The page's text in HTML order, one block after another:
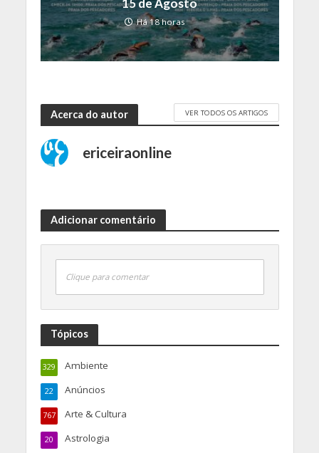
15 de Agosto
Há 18 horas
Acerca do autor VER TODOS OS ARTIGOS
ericeiraonline
Adicionar comentário
Clique para comentar
Tópicos
Ambiente
329
Anúncios
22
Arte & Cultura
767
Astrologia
20